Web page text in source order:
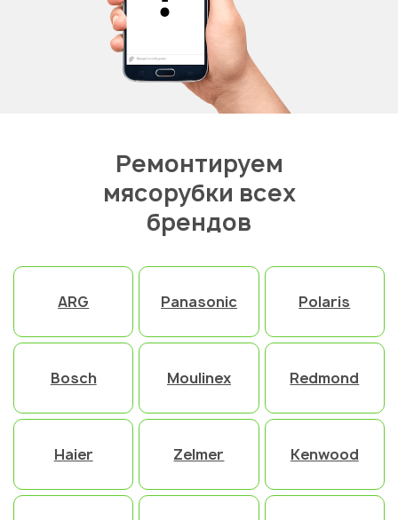
Ремонтируем
мясорубки всех
брендов
ARG Panasonic Polaris
Bosch Moulinex Redmond
Haier Zelmer Kenwood